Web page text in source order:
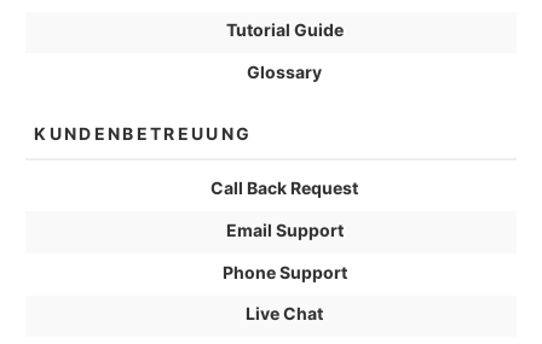
Tutorial Guide
Glossary
KUNDENBETREUUNG
Call Back Request
Email Support
Phone Support
Live Chat